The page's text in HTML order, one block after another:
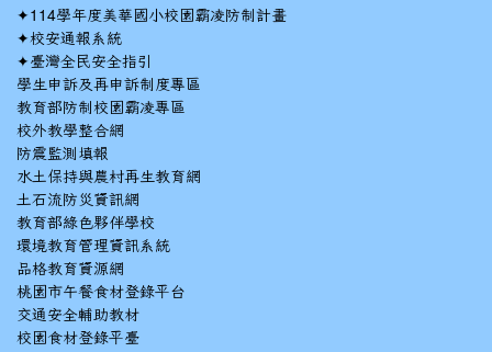
✦114學年度美華國小校園霸凌防制計畫
✦校安通報系統
✦臺灣全民安全指引
學生申訴及再申訴制度專區
教育部防制校園霸凌專區
校外教學整合網
防震監測填報
水土保持與農村再生教育網
土石流防災資訊網
教育部綠色夥伴學校
環境教育管理資訊系統
品格教育資源網
桃園市午餐食材登錄平台
交通安全輔助教材
校園食材登錄平臺